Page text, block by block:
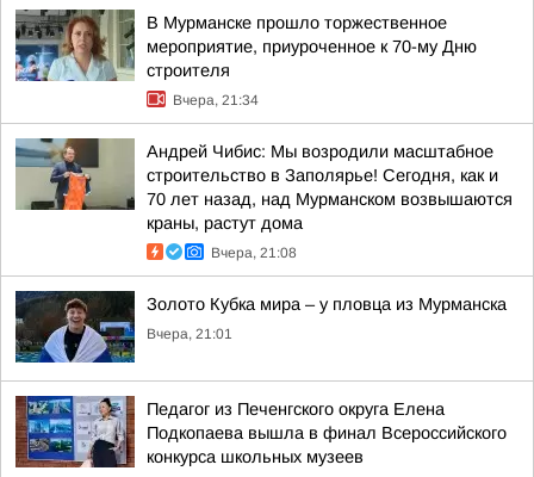
В Мурманске прошло торжественное
мероприятие, приуроченное к 70-му Дню
строителя
Вчера, 21:34
Андрей Чибис: Мы возродили масштабное
строительство в Заполярье! Сегодня, как и
70 лет назад, над Мурманском возвышаются
краны, растут дома
Вчера, 21:08
Золото Кубка мира – у пловца из Мурманска
Вчера, 21:01
Педагог из Печенгского округа Елена
Подкопаева вышла в финал Всероссийского
конкурса школьных музеев